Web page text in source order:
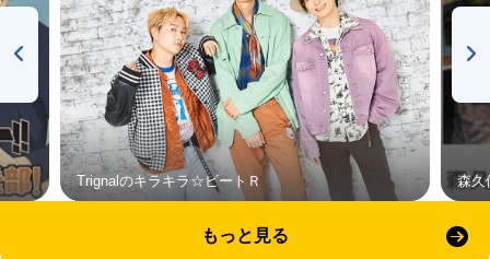
Trignalのキラキラ☆ビートＲ 森久
もっと見る